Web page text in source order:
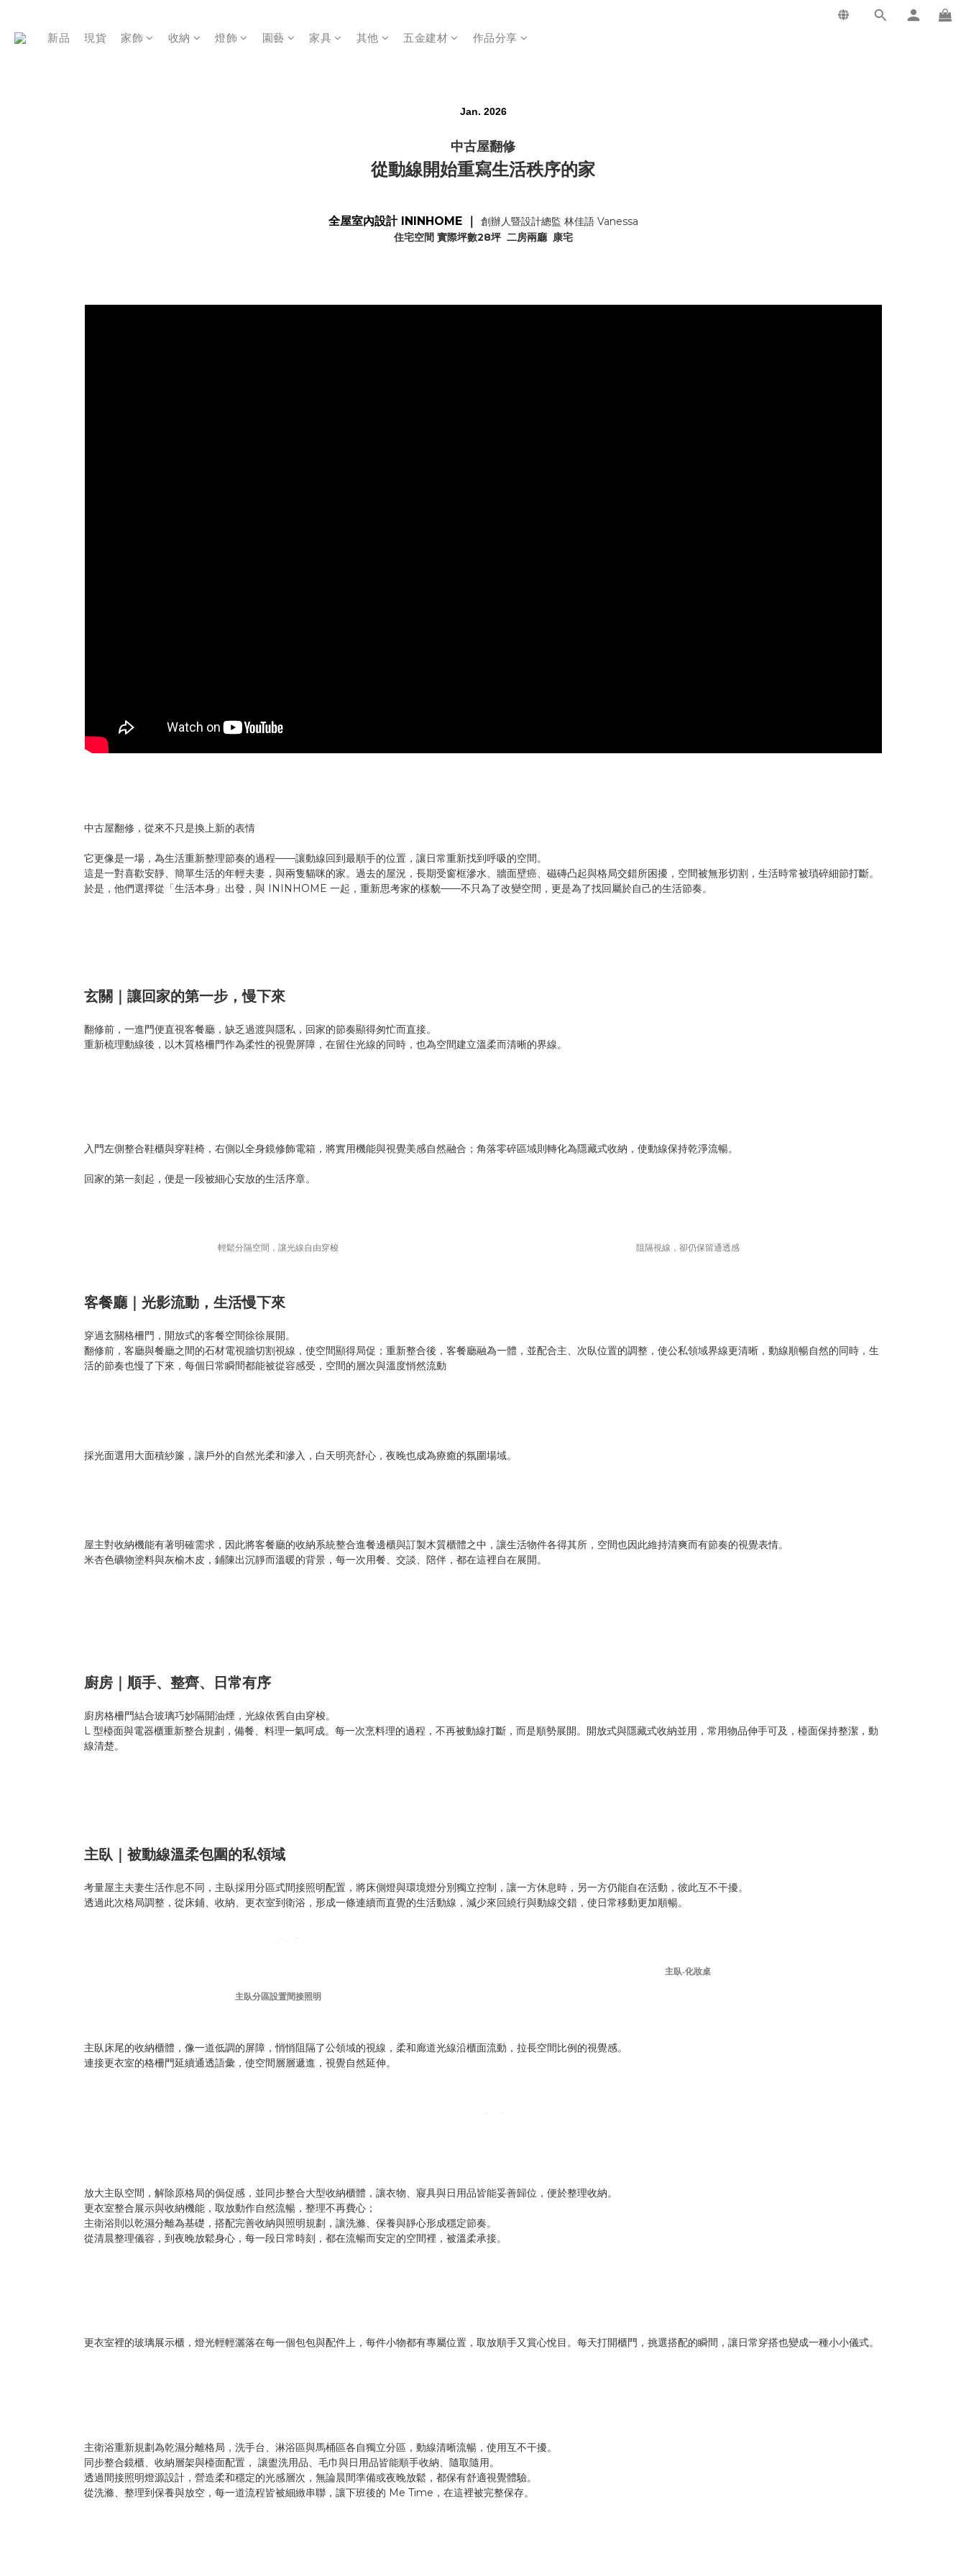
新品 現貨 家飾 收納 燈飾 園藝 家具 其他 五金建材 作品分享
Jan. 2026
中古屋翻修
從動線開始重寫生活秩序的家
全屋室內設計ININHOME｜ 創辦人暨設計總監 林佳語 Vanessa
住宅空間 實際坪數28坪 二房兩廳 康宅
中古屋翻修，從來不只是換上新的表情
它更像是一場，為生活重新整理節奏的過程——讓動線回到最順手的位置，讓日常重新找到呼吸的空間。
這是一對喜歡安靜、簡單生活的年輕夫妻，與兩隻貓咪的家。過去的屋況，長期受窗框滲水、牆面壁癌、磁磚凸起與格局交錯所困擾，空間被無形切割，生活時常被瑣碎細節打斷。
於是，他們選擇從「生活本身」出發，與 ININHOME 一起，重新思考家的樣貌——不只為了改變空間，更是為了找回屬於自己的生活節奏。
玄關｜讓回家的第一步，慢下來
翻修前，一進門便直視客餐廳，缺乏過渡與隱私，回家的節奏顯得匆忙而直接。
重新梳理動線後，以木質格柵門作為柔性的視覺屏障，在留住光線的同時，也為空間建立溫柔而清晰的界線。
入門左側整合鞋櫃與穿鞋椅，右側以全身鏡修飾電箱，將實用機能與視覺美感自然融合；角落零碎區域則轉化為隱藏式收納，使動線保持乾淨流暢。
回家的第一刻起，便是一段被細心安放的生活序章。
輕鬆分隔空間，讓光線自由穿梭 阻隔視線，卻仍保留通透感
客餐廳｜光影流動，生活慢下來
穿過玄關格柵門，開放式的客餐空間徐徐展開。
翻修前，客廳與餐廳之間的石材電視牆切割視線，使空間顯得局促；重新整合後，客餐廳融為一體，並配合主、次臥位置的調整，使公私領域界線更清晰，動線順暢自然的同時，生
活的節奏也慢了下來，每個日常瞬間都能被從容感受，空間的層次與溫度悄然流動
採光面選用大面積紗簾，讓戶外的自然光柔和滲入，白天明亮舒心，夜晚也成為療癒的氛圍場域。
屋主對收納機能有著明確需求，因此將客餐廳的收納系統整合進餐邊櫃與訂製木質櫃體之中，讓生活物件各得其所，空間也因此維持清爽而有節奏的視覺表情。
米杏色礦物塗料與灰榆木皮，鋪陳出沉靜而溫暖的背景，每一次用餐、交談、陪伴，都在這裡自在展開。
廚房｜順手、整齊、日常有序
廚房格柵門結合玻璃巧妙隔開油煙，光線依舊自由穿梭。
L 型檯面與電器櫃重新整合規劃，備餐、料理一氣呵成。每一次烹料理的過程，不再被動線打斷，而是順勢展開。開放式與隱藏式收納並用，常用物品伸手可及，檯面保持整潔，動
線清楚。
主臥｜被動線溫柔包圍的私領域
考量屋主夫妻生活作息不同，主臥採用分區式間接照明配置，將床側燈與環境燈分別獨立控制，讓一方休息時，另一方仍能自在活動，彼此互不干擾。
透過此次格局調整，從床鋪、收納、更衣室到衛浴，形成一條連續而直覺的生活動線，減少來回繞行與動線交錯，使日常移動更加順暢。
主臥分區設置間接照明
主臥-化妝桌
主臥床尾的收納櫃體，像一道低調的屏障，悄悄阻隔了公領域的視線，柔和廊道光線沿櫃面流動，拉長空間比例的視覺感。
連接更衣室的格柵門延續通透語彙，使空間層層遞進，視覺自然延伸。
放大主臥空間，解除原格局的侷促感，並同步整合大型收納櫃體，讓衣物、寢具與日用品皆能妥善歸位，便於整理收納。
更衣室整合展示與收納機能，取放動作自然流暢，整理不再費心；
主衛浴則以乾濕分離為基礎，搭配完善收納與照明規劃，讓洗滌、保養與靜心形成穩定節奏。
從清晨整理儀容，到夜晚放鬆身心，每一段日常時刻，都在流暢而安定的空間裡，被溫柔承接。
更衣室裡的玻璃展示櫃，燈光輕輕灑落在每一個包包與配件上，每件小物都有專屬位置，取放順手又賞心悅目。每天打開櫃門，挑選搭配的瞬間，讓日常穿搭也變成一種小小儀式。
主衛浴重新規劃為乾濕分離格局，洗手台、淋浴區與馬桶區各自獨立分區，動線清晰流暢，使用互不干擾。
同步整合鏡櫃、收納層架與檯面配置， 讓盥洗用品、毛巾與日用品皆能順手收納、隨取隨用。
透過間接照明燈源設計，營造柔和穩定的光感層次，無論晨間準備或夜晚放鬆，都保有舒適視覺體驗。
從洗滌、整理到保養與放空，每一道流程皆被細緻串聯，讓下班後的 Me Time，在這裡被完整保存。